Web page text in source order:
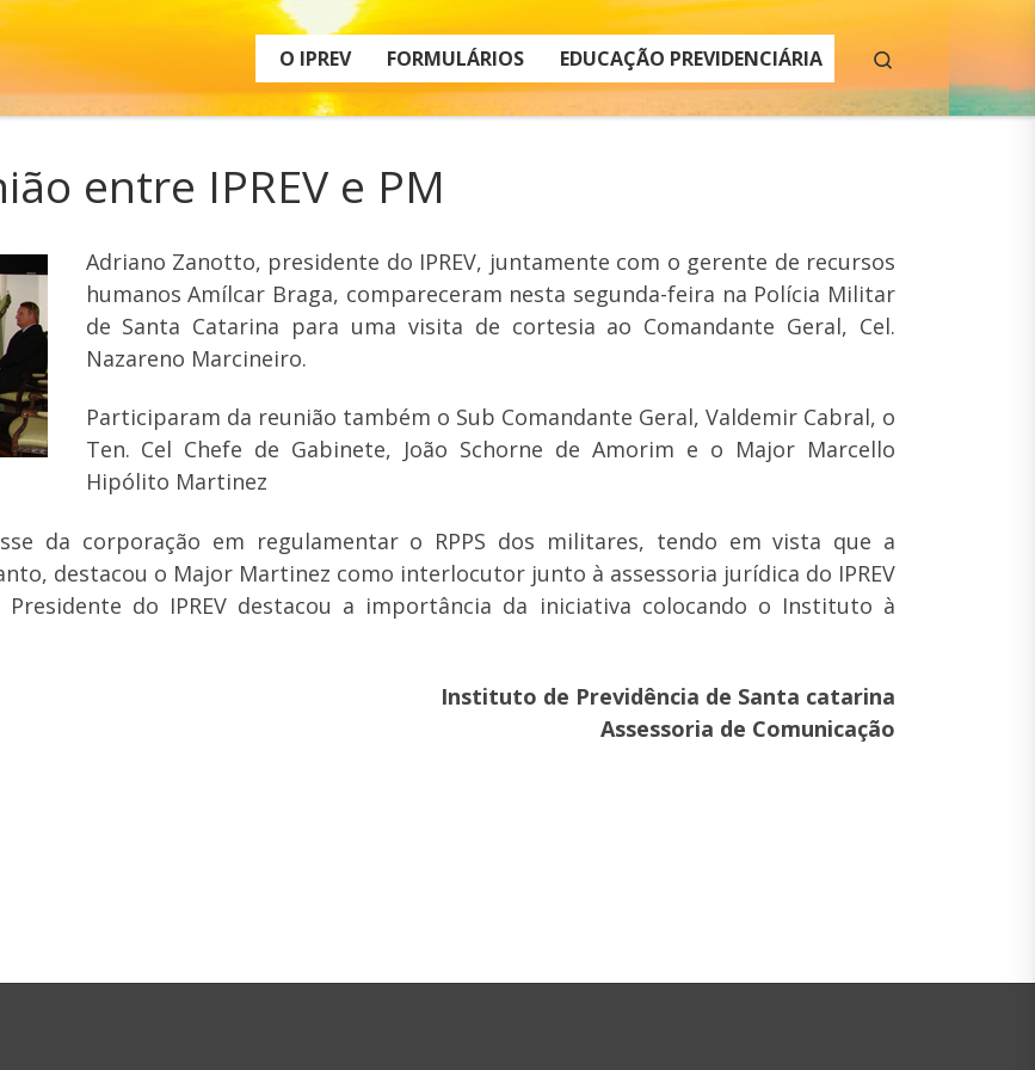
O IPREV FORMULÁRIOS EDUCAÇÃO PREVIDENCIÁRIA
entre IPREV e PM
Adriano Zanotto, presidente do IPREV, juntamente com o gerente de recursos
humanos Amílcar Braga, compareceram nesta segunda-feira na Polícia Militar
de Santa Catarina para uma visita de cortesia ao Comandante Geral, Cel.
Nazareno Marcineiro.
Participaram da reunião também o Sub Comandante Geral, Valdemir Cabral, o
Ten. Cel Chefe de Gabinete, João Schorne de Amorim e o Major Marcello
Hipólito Martinez
da corporação em regulamentar o RPPS dos militares, tendo em vista que a
destacou o Major Martinez como interlocutor junto à assessoria jurídica do IPREV
do IPREV destacou a importância da iniciativa colocando o Instituto à
Instituto de Previdência de Santa catarina
Assessoria de Comunicação